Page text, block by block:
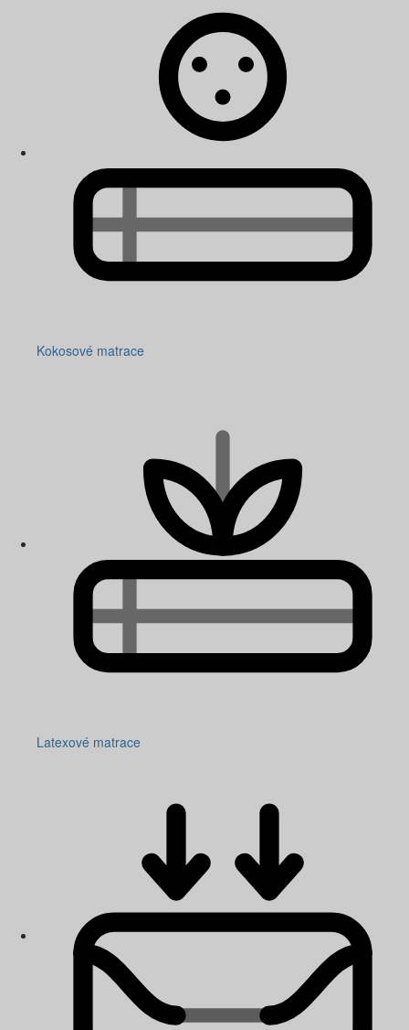
Kokosové matrace
Latexové matrace